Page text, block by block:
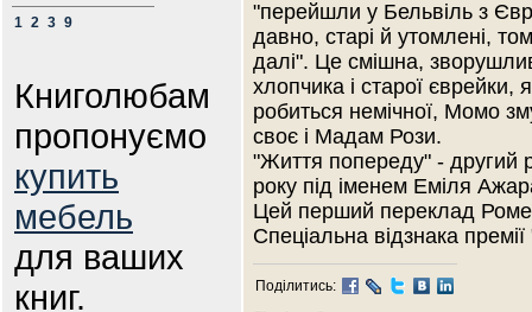
1 2 3 9
Книголюбам
пропонуємо
купить
мебель
для ваших
книг.
"перейшли у Бельвіль з
давно, старі й утомлені,
далі". Це смішна,
хлопчика і старої єврейки,
робиться немічної, Момо
своє і Мадам Рози.
"Життя попереду" - другий
року під іменем Еміля
Цей перший переклад
Спеціальна відзнака
Поділитись: